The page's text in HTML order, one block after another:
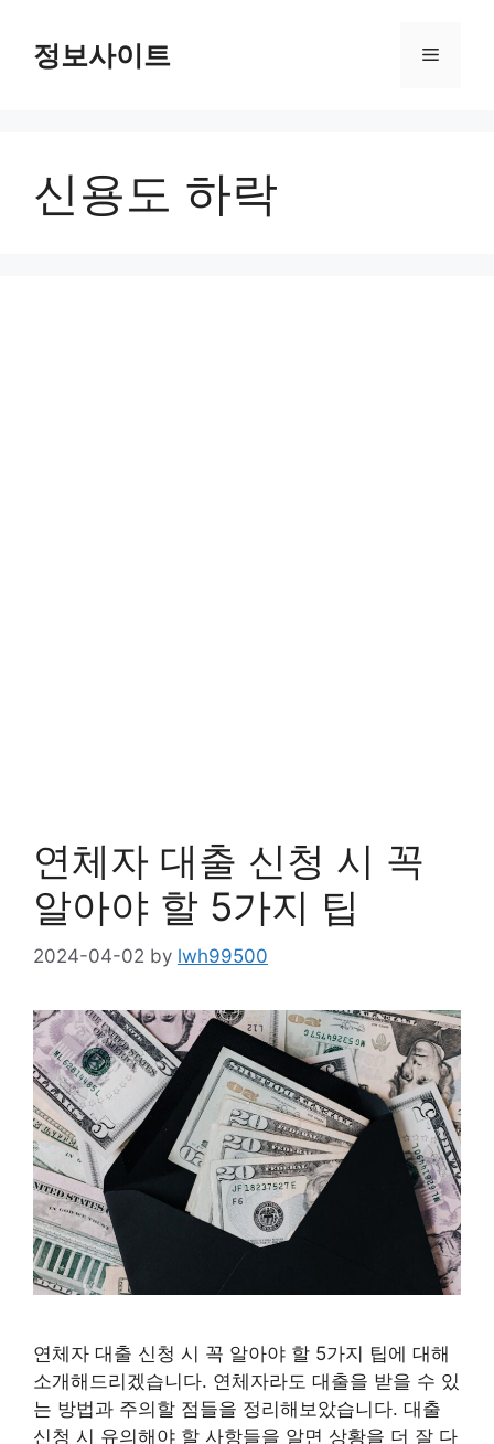
content정보사이트 Menu
신용도 하락
연체자 대출 신청 시 꼭
알아야 할 5가지 팁
2024-04-02 by lwh99500
연체자 대출 신청 시 꼭 알아야 할 5가지 팁에 대해
소개해드리겠습니다. 연체자라도 대출을 받을 수 있
는 방법과 주의할 점들을 정리해보았습니다. 대출
신청 시 유의해야 할 사항들을 알면 상황을 더 잘 다